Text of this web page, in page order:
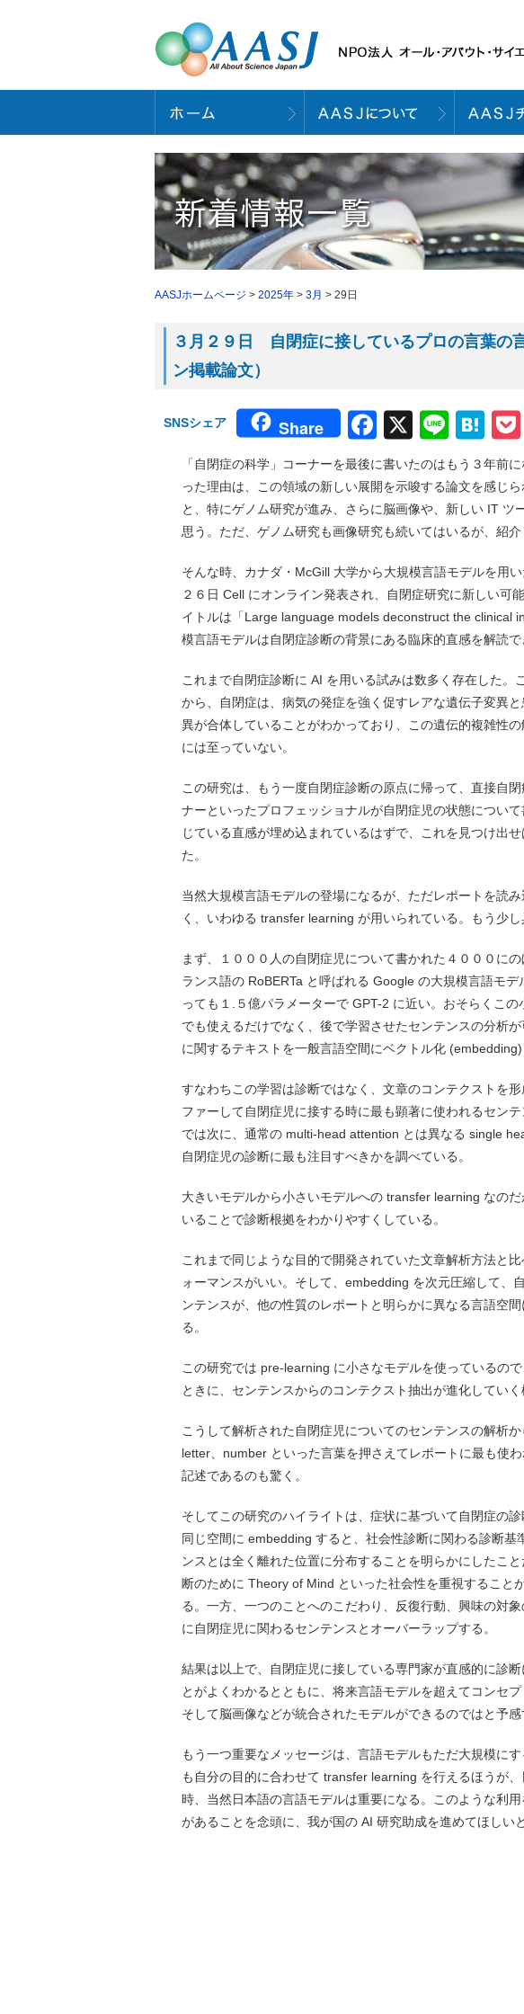
AASJホームページ > 2025年 > 3月 > 29日
３月２９日 自閉症に接しているプロの言葉の
ン掲載論文）
SNSシェア Share Facebook
X Line
「自閉症の科学」コーナーを最後に書いたのはもう３年前
った理由は、この領域の新しい展開を示唆する論文を感じ
と、特にゲノム研究が進み、さらに脳画像や、新しい IT ツ
思う。ただ、ゲノム研究も画像研究も続いてはいるが、紹介
そんな時、カナダ・McGill 大学から大規模言語モデルを用
２６日 Cell にオンライン発表され、自閉症研究に新しい可
イトルは「Large language models deconstruct the clinical
模言語モデルは自閉症診断の背景にある臨床的直感を解読で
これまで自閉症診断に AI を用いる試みは数多く存在した。
から、自閉症は、病気の発症を強く促すレアな遺伝子変異
異が合体していることがわかっており、この遺伝的複雑性
には至っていない。
この研究は、もう一度自閉症診断の原点に帰って、直接自
ナーといったプロフェッショナルが自閉症児の状態につい
じている直感が埋め込まれているはずで、これを見つけ出
た。
当然大規模言語モデルの登場になるが、ただレポートを読
く、いわゆる transfer learning が用いられている。もう少
まず、１０００人の自閉症児について書かれた４０００に
ランス語の RoBERTa と呼ばれる Google の大規模言語モ
っても１.５億パラメーターで GPT-2 に近い。おそらくこ
でも使えるだけでなく、後で学習させたセンテンスの分析
に関するテキストを一般言語空間にベクトル化 (embedding)
すなわちこの学習は診断ではなく、文章のコンテクストを
ファーして自閉症児に接する時に最も顕著に使われるセン
では次に、通常の multi-head attention とは異なる single
自閉症児の診断に最も注目すべきかを調べている。
大きいモデルから小さいモデルへの transfer learning なの
いることで診断根拠をわかりやすくしている。
これまで同じような目的で開発されていた文章解析方法と
ォーマンスがいい。そして、embedding を次元圧縮して、
ンテンスが、他の性質のレポートと明らかに異なる言語空
る。
この研究では pre-learning に小さなモデルを使っているの
ときに、センテンスからのコンテクスト抽出が進化していく
こうして解析された自閉症児についてのセンテンスの解析
letter、number といった言葉を押さえてレポートに最も使
記述であるのも驚く。
そしてこの研究のハイライトは、症状に基づいて自閉症の
同じ空間に embedding すると、社会性診断に関わる診断
ンスとは全く離れた位置に分布することを明らかにしたこ
断のために Theory of Mind といった社会性を重視すること
る。一方、一つのことへのこだわり、反復行動、興味の対
に自閉症児に関わるセンテンスとオーバーラップする。
結果は以上で、自閉症児に接している専門家が直感的に診
とがよくわかるとともに、将来言語モデルを超えてコンセ
そして脳画像などが統合されたモデルができるのではと予感
もう一つ重要なメッセージは、言語モデルもただ大規模に
も自分の目的に合わせて transfer learning を行えるほうが
時、当然日本語の言語モデルは重要になる。このような利
があることを念頭に、我が国の AI 研究助成を進めてほしい